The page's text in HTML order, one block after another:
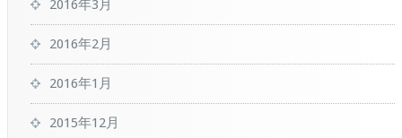
2016年3月
2016年2月
2016年1月
2015年12月